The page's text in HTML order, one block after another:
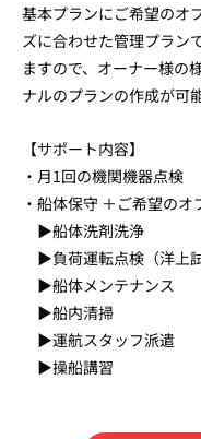
基本プランにご希望のオ
ズに合わせた管理プラン
ますので、オーナー様の
ナルのプランの作成が可
【サポート内容】
・月1回の機関機器点検
・船体保守 ＋ご希望の
▶︎船体洗剤洗浄
▶︎負荷運転点検（洋上試
▶︎船体メンテナンス
▶︎船内清掃
▶︎運航スタッフ派遣
▶︎操船講習